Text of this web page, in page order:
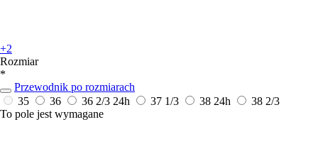
+2
Rozmiar
*
Przewodnik po rozmiarach
35
36 36 2/3 24h 37 1/3 38 24h
38 2/3
To pole jest wymagane